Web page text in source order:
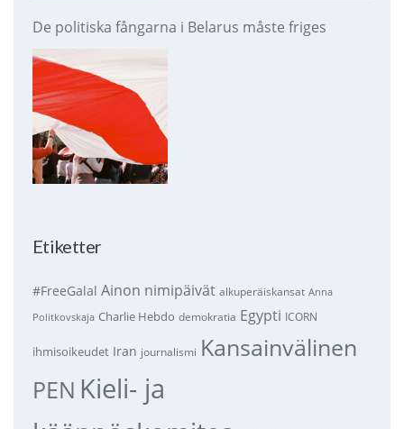
De politiska fångarna i Belarus måste friges
Etiketter
#FreeGalal Ainon nimipäivät alkuperäiskansat Anna
Politkovskaja Charlie Hebdo demokratia Egypti ICORN
ihmisoikeudet Iran journalismi Kansainvälinen
PEN Kieli- ja